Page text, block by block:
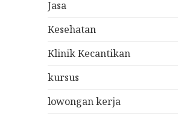
Jasa
Kesehatan
Klinik Kecantikan
kursus
lowongan kerja